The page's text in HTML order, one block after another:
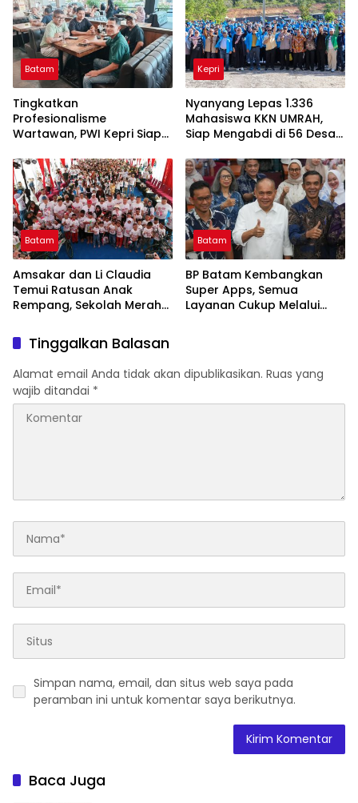
Batam
Tingkatkan
Profesionalisme
Wartawan, PWI Kepri Siap
Wartawan Gratis Sesuai
Prosedur
Kepri
Nyanyang Lepas 1.336
Mahasiswa KKN UMRAH,
Siap Mengabdi di 56 Desa
Batam
Amsakar dan Li Claudia
Temui Ratusan Anak
Rempang, Sekolah Merah
Mimpi
Batam
BP Batam Kembangkan
Super Apps, Semua
Layanan Cukup Melalui
Tinggalkan Balasan
Alamat email Anda tidak akan dipublikasikan. Ruas yang
wajib ditandai *
Simpan nama, email, dan situs web saya pada
peramban ini untuk komentar saya berikutnya.
Baca Juga